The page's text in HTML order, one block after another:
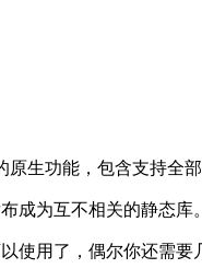
原生功能，包含支持全
成为互不相关的静态库
使用了，偶尔你还需